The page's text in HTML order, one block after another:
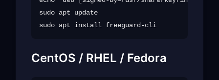
sudo apt update
CentOS / RHEL / Fedora